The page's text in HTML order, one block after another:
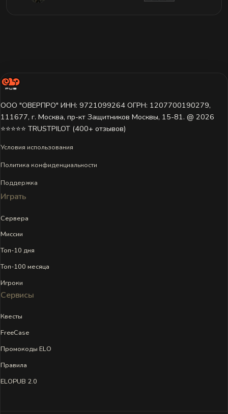
ООО "ОВЕРПРО" ИНН: 9721099264 ОГРН: 1207700190279,
111677, г. Москва, пр-кт Защитников Москвы, 15-81. @ 2026 ㅤ
⭐⭐⭐⭐⭐ TRUSTPILOT (400+ отзывов)
Условия использования
Политика конфиденциальности
Поддержка
Играть
Сервера
Миссии
Топ-10 дня
Топ-100 месяца
Игроки
Сервисы
Квесты
FreeCase
Промокоды ELO
Правила
ELOPUB 2.0